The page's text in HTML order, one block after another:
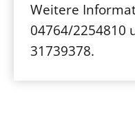
Weitere
04764/2254810
31739378.